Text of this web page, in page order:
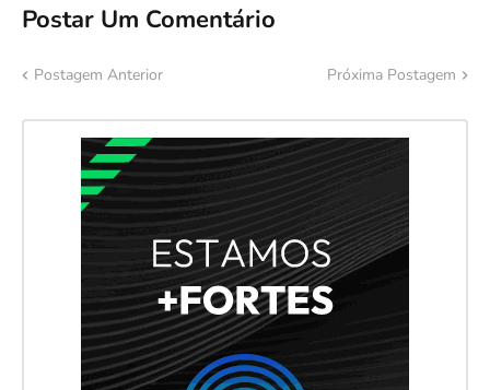
Postar Um Comentário
Postagem Anterior Próxima Postagem